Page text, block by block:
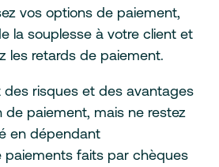
vos options de paiement,
la souplesse à votre client et
les retards de paiement.
des risques et des avantages
paiement, mais ne restez
en dépendant
paiements faits par chèques